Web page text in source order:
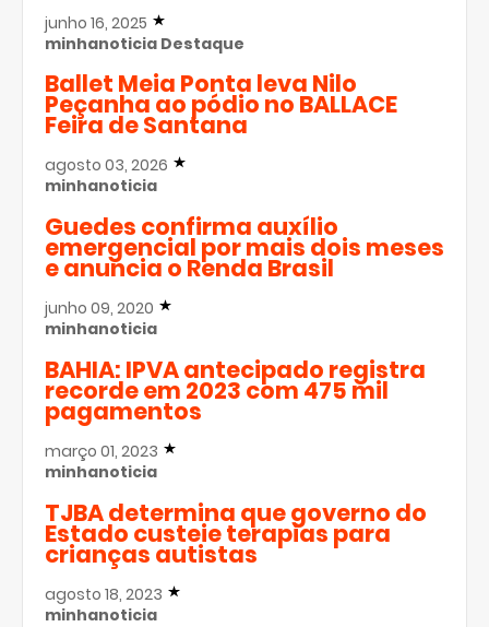
junho 16, 2025
minhanoticia Destaque
Ballet Meia Ponta leva Nilo
Peçanha ao pódio no BALLACE
Feira de Santana
agosto 03, 2026
minhanoticia
Guedes confirma auxílio
emergencial por mais dois meses
e anuncia o Renda Brasil
junho 09, 2020
minhanoticia
BAHIA: IPVA antecipado registra
recorde em 2023 com 475 mil
pagamentos
março 01, 2023
minhanoticia
TJBA determina que governo do
Estado custeie terapias para
crianças autistas
agosto 18, 2023
minhanoticia